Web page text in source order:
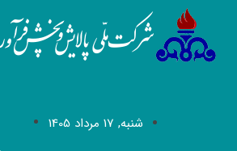
شنبه, 17 مرداد 1405